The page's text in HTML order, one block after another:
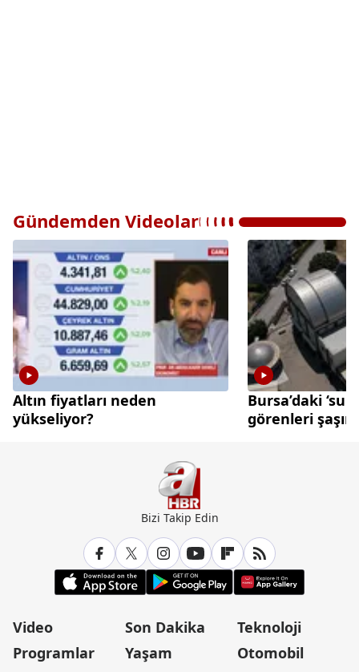
Gündemden Videolar
Altın fiyatları neden
yükseliyor?
Bursa’daki
görenleri
Bizi Takip Edin
Video
Programlar
Son Dakika
Yaşam
Teknoloji
Otomobil